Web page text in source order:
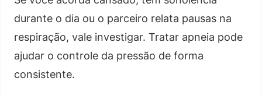
durante o dia ou o parceiro relata pausas na
respiração, vale investigar. Tratar apneia pode
ajudar o controle da pressão de forma
consistente.